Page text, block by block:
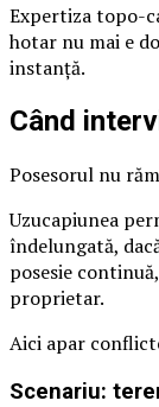
Expertiza topo-
hotar nu mai e
instanță.
Când
Posesorul nu
Uzucapiunea
îndelungată,
posesie
proprietar.
Aici apar
Scenariu: